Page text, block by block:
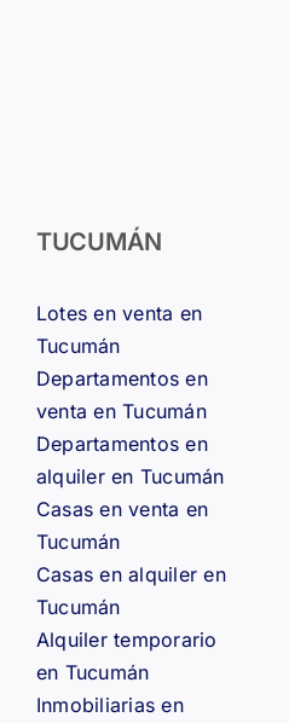
TUCUMÁN
Lotes en venta en
Tucumán
Departamentos en
venta en Tucumán
Departamentos en
alquiler en Tucumán
Casas en venta en
Tucumán
Casas en alquiler en
Tucumán
Alquiler temporario
en Tucumán
Inmobiliarias en